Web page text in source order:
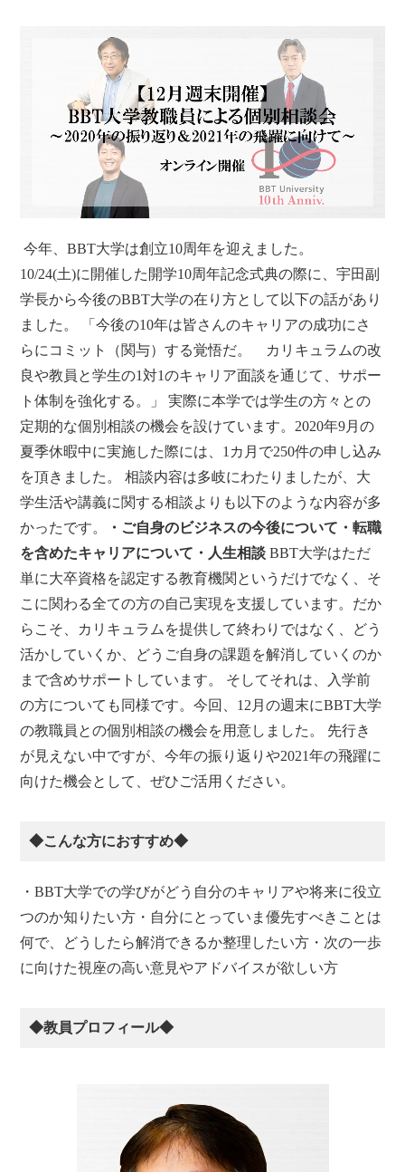
今年、BBT大学は創立10周年を迎えました。
10/24(土)に開催した開学10周年記念式典の際に、宇田副
学長から今後のBBT大学の在り方として以下の話があり
ました。 「今後の10年は皆さんのキャリアの成功にさ
らにコミット（関与）する覚悟だ。 カリキュラムの改
良や教員と学生の1対1のキャリア面談を通じて、サポー
ト体制を強化する。」 実際に本学では学生の方々との
定期的な個別相談の機会を設けています。2020年9月の
夏季休暇中に実施した際には、1カ月で250件の申し込み
を頂きました。 相談内容は多岐にわたりましたが、大
学生活や講義に関する相談よりも以下のような内容が多
かったです。
・ご自身のビジネスの今後について ・転職
を含めたキャリアについて ・人生相談 BBT大学はただ
単に大卒資格を認定する教育機関というだけでなく、そ
こに関わる全ての方の自己実現を支援しています。だか
らこそ、カリキュラムを提供して終わりではなく、どう
活かしていくか、どうご自身の課題を解消していくのか
まで含めサポートしています。 そしてそれは、入学前
の方についても同様です。今回、12月の週末にBBT大学
の教職員との個別相談の機会を用意しました。 先行き
が見えない中ですが、今年の振り返りや2021年の飛躍に
向けた機会として、ぜひご活用ください。
◆こんな方におすすめ◆
・BBT大学での学びがどう自分のキャリアや将来に役立
つのか知りたい方・自分にとっていま優先すべきことは
何で、どうしたら解消できるか整理したい方・次の一歩
に向けた視座の高い意見やアドバイスが欲しい方
◆教員プロフィール◆